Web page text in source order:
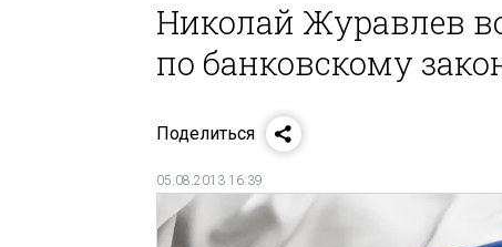
Николай Журавлев
по банковскому
Поделиться
05.08.2013 16:39